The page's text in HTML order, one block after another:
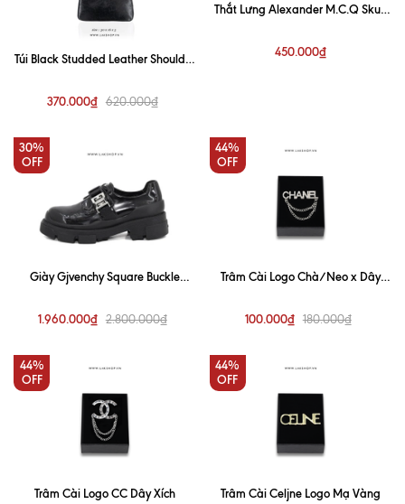
Túi Black Studded Leather Shoulder
370.000₫ 620.000₫
Thắt Lưng Alexander M.C.Q Skull
450.000₫
30%
OFF
Giày Gjvenchy Square Buckle
1.960.000₫ 2.800.000₫
44%
OFF
Trâm Cài Logo Chà/Neo x Dây
100.000₫ 180.000₫
44%
OFF
Trâm Cài Logo CC Dây Xích
44%
OFF
Trâm Cài Celjne Logo Mạ Vàng